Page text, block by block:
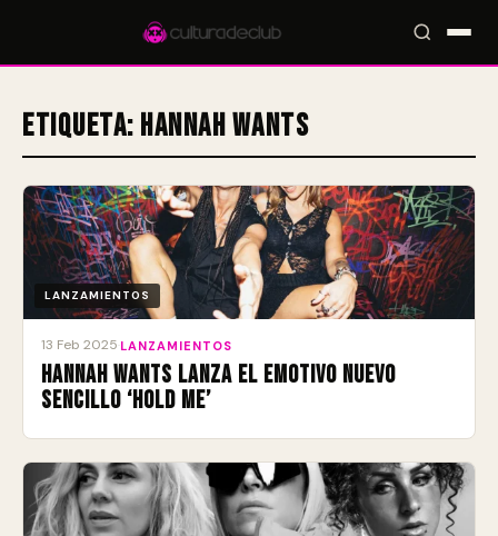
Accesos rápidos:🎪 Eventos🎤 Artistas📍 Locales📰 Radar
Etiqueta: Hannah Wants
LANZAMIENTOS
13 Feb 2025 LANZAMIENTOS
Hannah Wants lanza el emotivo nuevo
sencillo ‘Hold Me’